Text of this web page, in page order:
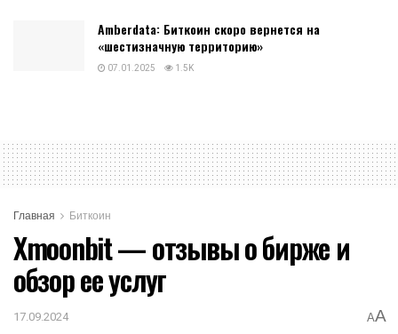
Amberdata: Биткоин скоро вернется на
«шестизначную территорию»
07.01.2025 1.5K
Главная Биткоин
Xmoonbit — отзывы о бирже и
обзор ее услуг
17.09.2024 AA